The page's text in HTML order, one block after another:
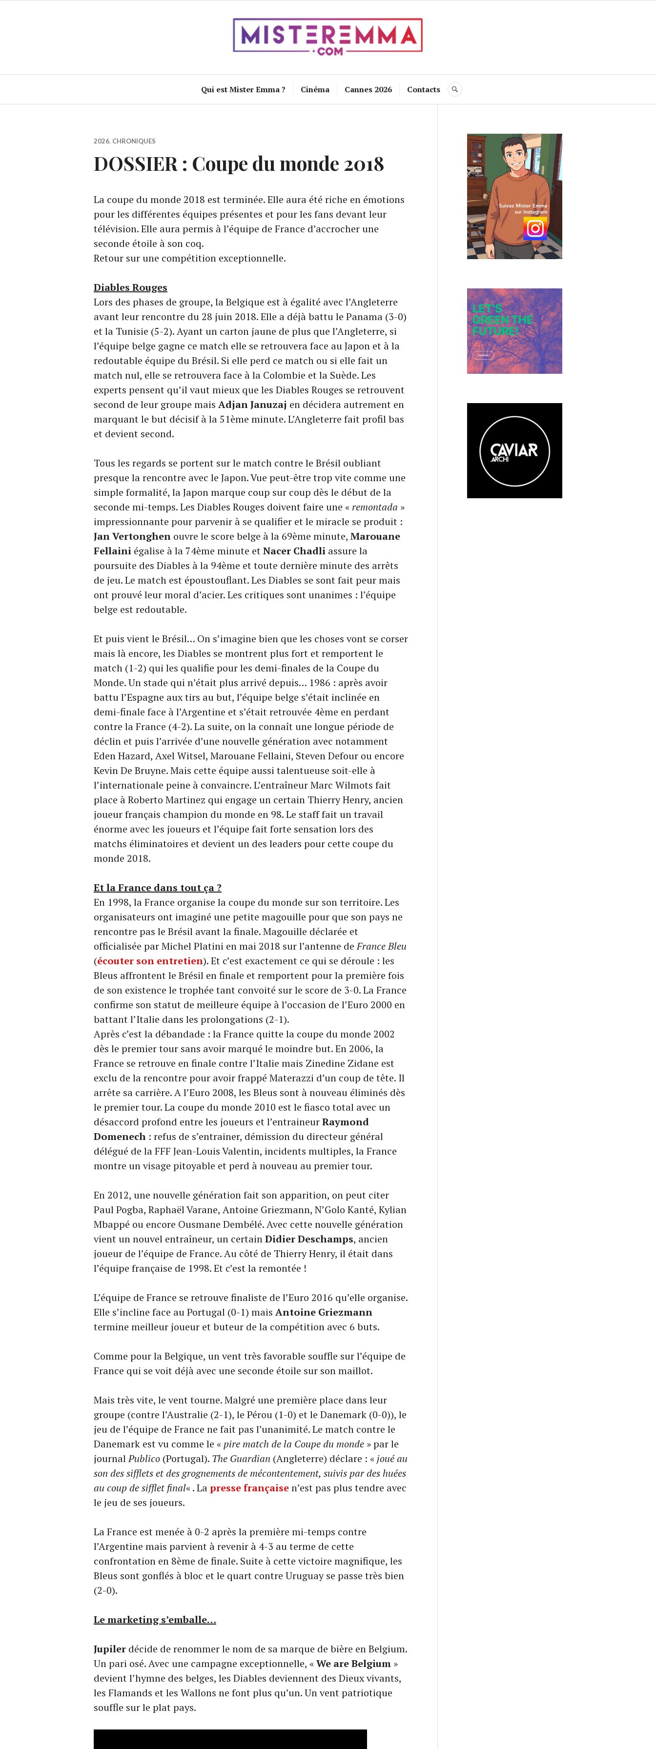
Qui est Mister Emma ? Cinéma Cannes 2026 Contacts RECHERCHE
2026, CHRONIQUES
DOSSIER : Coupe du monde 2018
La coupe du monde 2018 est terminée. Elle aura été riche en émotions
pour les différentes équipes présentes et pour les fans devant leur
télévision. Elle aura permis à l’équipe de France d’accrocher une
seconde étoile à son coq.
Retour sur une compétition exceptionnelle.
Diables Rouges
Lors des phases de groupe, la Belgique est à égalité avec l’Angleterre
avant leur rencontre du 28 juin 2018. Elle a déjà battu le Panama (3-0)
et la Tunisie (5-2). Ayant un carton jaune de plus que l’Angleterre, si
l’équipe belge gagne ce match elle se retrouvera face au Japon et à la
redoutable équipe du Brésil. Si elle perd ce match ou si elle fait un
match nul, elle se retrouvera face à la Colombie et la Suède. Les
experts pensent qu’il vaut mieux que les Diables Rouges se retrouvent
second de leur groupe mais Adjan Januzaj en décidera autrement en
marquant le but décisif à la 51ème minute. L’Angleterre fait profil bas
et devient second.
Tous les regards se portent sur le match contre le Brésil oubliant
presque la rencontre avec le Japon. Vue peut-être trop vite comme une
simple formalité, la Japon marque coup sur coup dès le début de la
seconde mi-temps. Les Diables Rouges doivent faire une « remontada »
impressionnante pour parvenir à se qualifier et le miracle se produit :
Jan Vertonghen ouvre le score belge à la 69ème minute, Marouane
Fellaini égalise à la 74ème minute etNacer Chadli assure la
poursuite des Diables à la 94ème et toute dernière minute des arrêts
de jeu. Le match est époustouflant. Les Diables se sont fait peur mais
ont prouvé leur moral d’acier. Les critiques sont unanimes : l’équipe
belge est redoutable.
Et puis vient le Brésil… On s’imagine bien que les choses vont se corser
mais là encore, les Diables se montrent plus fort et remportent le
match (1-2) qui les qualifie pour les demi-finales de la Coupe du
Monde. Un stade qui n’était plus arrivé depuis… 1986 : après avoir
battu l’Espagne aux tirs au but, l’équipe belge s’était inclinée en
demi-finale face à l’Argentine et s’était retrouvée 4ème en perdant
contre la France (4-2). La suite, on la connaît une longue période de
déclin et puis l’arrivée d’une nouvelle génération avec notamment
Eden Hazard, Axel Witsel, Marouane Fellaini, Steven Defour ou encore
Kevin De Bruyne. Mais cette équipe aussi talentueuse soit-elle à
l’internationale peine à convaincre. L’entraîneur Marc Wilmots fait
place à Roberto Martinez qui engage un certain Thierry Henry, ancien
joueur français champion du monde en 98. Le staff fait un travail
énorme avec les joueurs et l’équipe fait forte sensation lors des
matchs éliminatoires et devient un des leaders pour cette coupe du
monde 2018.
Et la France dans tout ça ?
En 1998, la France organise la coupe du monde sur son territoire. Les
organisateurs ont imaginé une petite magouille pour que son pays ne
rencontre pas le Brésil avant la finale. Magouille déclarée et
officialisée par Michel Platini en mai 2018 sur l’antenne deFrance Bleu
(écouter son entretien). Et c’est exactement ce qui se déroule : les
Bleus affrontent le Brésil en finale et remportent pour la première fois
de son existence le trophée tant convoité sur le score de 3-0. La France
confirme son statut de meilleure équipe à l’occasion de l’Euro 2000 en
battant l’Italie dans les prolongations (2-1).
Après c’est la débandade : la France quitte la coupe du monde 2002
dès le premier tour sans avoir marqué le moindre but. En 2006, la
France se retrouve en finale contre l’Italie mais Zinedine Zidane est
exclu de la rencontre pour avoir frappé Materazzi d’un coup de tête. Il
arrête sa carrière. A l’Euro 2008, les Bleus sont à nouveau éliminés dès
le premier tour. La coupe du monde 2010 est le fiasco total avec un
désaccord profond entre les joueurs et l’entraineurRaymond
Domenech : refus de s’entrainer, démission du directeur général
délégué de la FFF Jean-Louis Valentin, incidents multiples, la France
montre un visage pitoyable et perd à nouveau au premier tour.
En 2012, une nouvelle génération fait son apparition, on peut citer
Paul Pogba, Raphaël Varane, Antoine Griezmann, N’Golo Kanté, Kylian
Mbappé ou encore Ousmane Dembélé. Avec cette nouvelle génération
vient un nouvel entraîneur, un certainDidier Deschamps, ancien
joueur de l’équipe de France. Au côté de Thierry Henry, il était dans
l’équipe française de 1998. Et c’est la remontée !
L’équipe de France se retrouve finaliste de l’Euro 2016 qu’elle organise.
Elle s’incline face au Portugal (0-1) mais Antoine Griezmann
termine meilleur joueur et buteur de la compétition avec 6 buts.
Comme pour la Belgique, un vent très favorable souffle sur l’équipe de
France qui se voit déjà avec une seconde étoile sur son maillot.
Mais très vite, le vent tourne. Malgré une première place dans leur
groupe (contre l’Australie (2-1), le Pérou (1-0) et le Danemark (0-0)), le
jeu de l’équipe de France ne fait pas l’unanimité. Le match contre le
Danemark est vu comme le « pire match de la Coupe du monde » par le
journalPublico (Portugal). The Guardian (Angleterre) déclare : « joué au
son des sifflets et des grognements de mécontentement, suivis par des huées
au coup de sifflet final« . Lapresse françaisen’est pas plus tendre avec
le jeu de ses joueurs.
La France est menée à 0-2 après la première mi-temps contre
l’Argentine mais parvient à revenir à 4-3 au terme de cette
confrontation en 8ème de finale. Suite à cette victoire magnifique, les
Bleus sont gonflés à bloc et le quart contre Uruguay se passe très bien
(2-0).
Le marketing s’emballe…
Jupiler décide de renommer le nom de sa marque de bière en Belgium.
Un pari osé. Avec une campagne exceptionnelle, «We are Belgium »
devient l’hymne des belges, les Diables deviennent des Dieux vivants,
les Flamands et les Wallons ne font plus qu’un. Un vent patriotique
souffle sur le plat pays.